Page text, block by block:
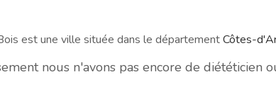
est une ville située dans le départementCôtes-
nous n'avons pas encore de diététicien